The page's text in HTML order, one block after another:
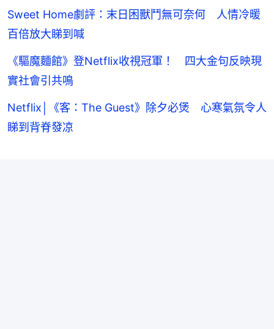
Sweet Home劇評：末日困獸鬥無可奈何 人情冷暖
百倍放大睇到喊
《驅魔麵館》登Netflix收視冠軍！ 四大金句反映現
實社會引共鳴
Netflix│《客：The Guest》除夕必煲 心寒氣氛令人
睇到背脊發凉